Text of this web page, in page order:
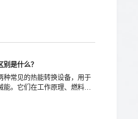
是什么？
种常见的热能转换设备，用于
。它们在工作原理、燃料应